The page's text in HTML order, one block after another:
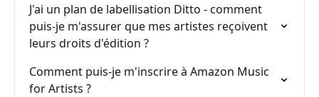
J'ai un plan de labellisation Ditto - comment
puis-je m'assurer que mes artistes reçoivent
leurs droits d'édition ?
Comment puis-je m'inscrire à Amazon Music
for Artists ?